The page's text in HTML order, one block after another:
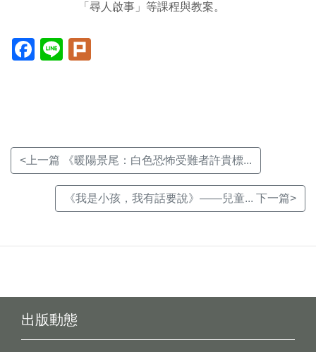
「尋人啟事」等課程與教案。
Facebook(另
開
Line(另
開
<上一篇 《暖陽景尾：白色恐怖受難者許貴標...
《我是小孩，我有話要說》——兒童... 下一篇>
出版動態